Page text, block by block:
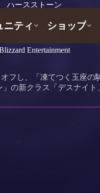
ハースストーン
Entertainment
し、「凍てつく玉座
」の新クラス「デスナイ